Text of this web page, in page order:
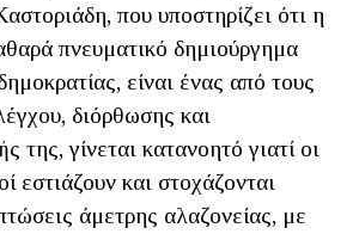
που υποστηρίζει ότι η
πνευματικό δημιούργημα
είναι ένας από τους
διόρθωσης και
της, γίνεται κατανοητό γιατί οι
εστιάζουν και στοχάζονται
άμετρης αλαζονείας, με